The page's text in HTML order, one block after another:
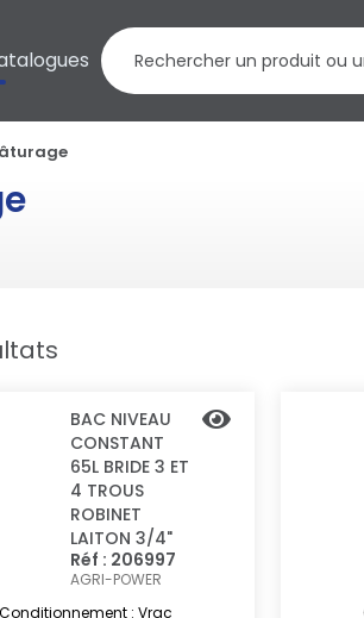
BAC NIVEAU
CONSTANT
65L BRIDE 3 ET
4 TROUS
ROBINET
LAITON 3/4"
Réf : 206997
AGRI-POWER
: Vrac